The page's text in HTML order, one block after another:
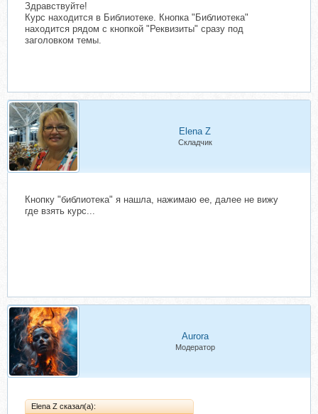
Здравствуйте!
Курс находится в Библиотеке. Кнопка "Библиотека"
находится рядом с кнопкой "Реквизиты" сразу под
заголовком темы.
Elena Z
Складчик
Кнопку "библиотека" я нашла, нажимаю ее, далее не вижу
где взять курс...
Aurorа
Модератор
Elena Z сказал(а):